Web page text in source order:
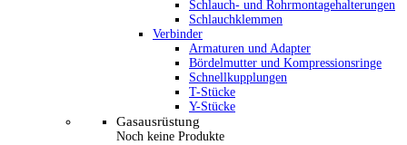
Schlauch- und Rohrmontagehalterungen
Schlauchklemmen
Verbinder
Armaturen und Adapter
Bördelmutter und Kompressionsringe
Schnellkupplungen
T-Stücke
Y-Stücke
Gasausrüstung
Noch keine Produkte